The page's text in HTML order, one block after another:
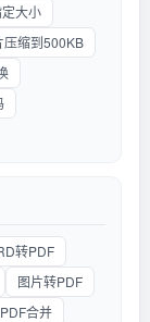
大小
压缩到500KB
转PDF
图片转PDF
PDF合并